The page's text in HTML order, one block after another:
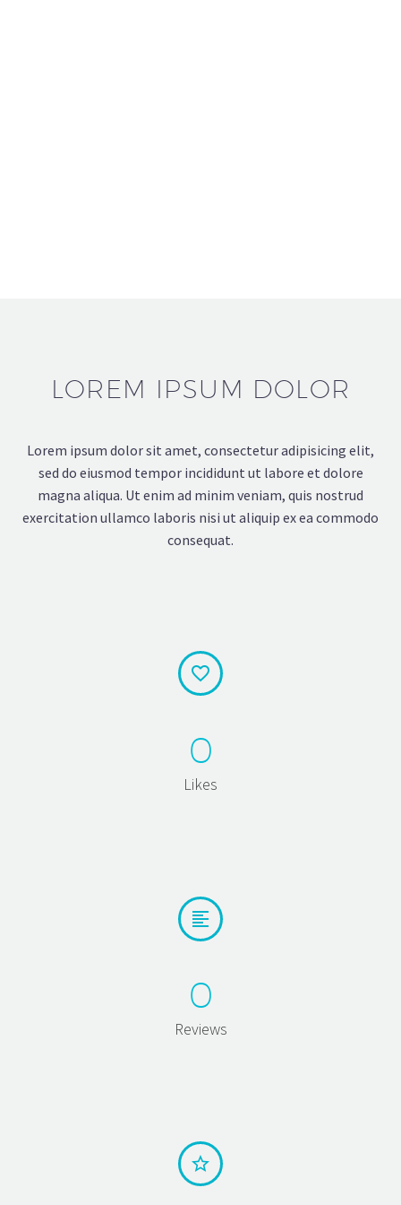
LOREM IPSUM DOLOR
Lorem ipsum dolor sit amet, consectetur adipisicing elit,
sed do eiusmod tempor incididunt ut labore et dolore
magna aliqua. Ut enim ad minim veniam, quis nostrud
exercitation ullamco laboris nisi ut aliquip ex ea commodo
consequat.


0
Likes


0
Reviews

